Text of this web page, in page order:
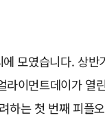
모였습니다. 상
이먼트데이가 열
하는 첫 번째 피플